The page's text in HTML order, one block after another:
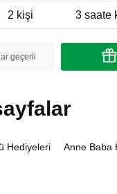
2 kişi 3 saate
geçerli
Hediyeleri
Anne Baba